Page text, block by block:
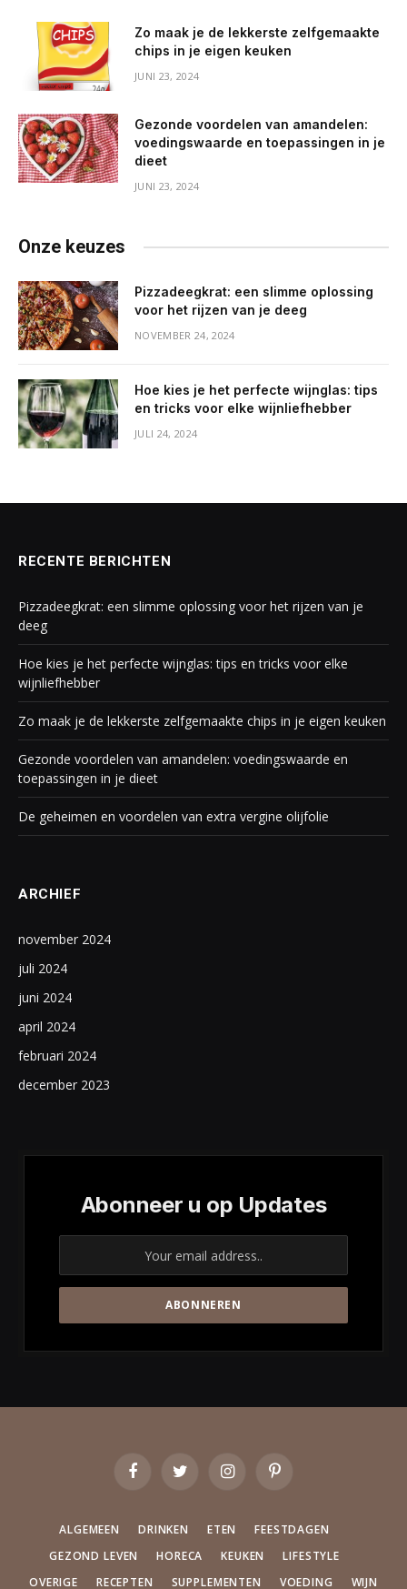
Zo maak je de lekkerste zelfgemaakte
chips in je eigen keuken
JUNI 23, 2024
Gezonde voordelen van amandelen:
voedingswaarde en toepassingen in je
dieet
JUNI 23, 2024
Onze keuzes
Pizzadeegkrat: een slimme oplossing
voor het rijzen van je deeg
NOVEMBER 24, 2024
Hoe kies je het perfecte wijnglas: tips
en tricks voor elke wijnliefhebber
JULI 24, 2024
RECENTE BERICHTEN
Pizzadeegkrat: een slimme oplossing voor het rijzen van je
deeg
Hoe kies je het perfecte wijnglas: tips en tricks voor elke
wijnliefhebber
Zo maak je de lekkerste zelfgemaakte chips in je eigen keuken
Gezonde voordelen van amandelen: voedingswaarde en
toepassingen in je dieet
De geheimen en voordelen van extra vergine olijfolie
ARCHIEF
november 2024
juli 2024
juni 2024
april 2024
februari 2024
december 2023
Abonneer u op Updates
FacebookTwitter InstagramPinterest
ALGEMEEN DRINKEN ETEN
FEESTDAGEN
GEZOND LEVEN
HORECA KEUKEN
LIFESTYLE
OVERIGE
RECEPTEN SUPPLEMENTEN VOEDING WIJN